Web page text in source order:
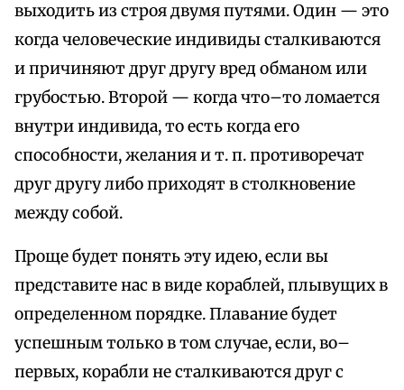
выходить из строя двумя путями. Один — это
когда человеческие индивиды сталкиваются
и причиняют друг другу вред обманом или
грубостью. Второй — когда что–то ломается
внутри индивида, то есть когда его
способности, желания и т. п. противоречат
друг другу либо приходят в столкновение
между собой.
Проще будет понять эту идею, если вы
представите нас в виде кораблей, плывущих в
определенном порядке. Плавание будет
успешным только в том случае, если, во–
первых, корабли не сталкиваются друг с